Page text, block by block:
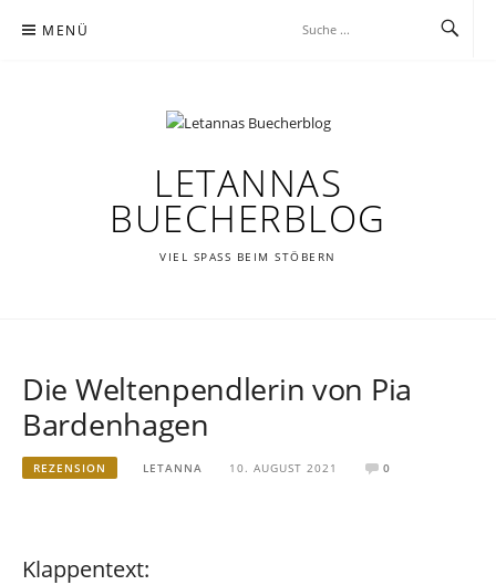
Inhalt MENÜ
LETANNAS
BUECHERBLOG
VIEL SPASS BEIM STÖBERN
Die Weltenpendlerin von Pia
Bardenhagen
REZENSION LETANNA 10. AUGUST 2021 0
Klappentext: